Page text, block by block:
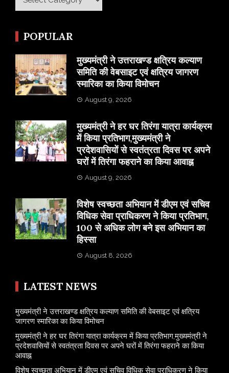
POPULAR
मुख्यमंत्री ने उत्तराखण्ड क्षत्रिय कल्याण
समिति की वेबसाइट एवं क्षत्रिय जागरण
स्मारिका का किया विमोचन
August 9, 2026
मुख्यमंत्री ने हर घर तिरंगा यात्रा कार्यक्रम
में किया प्रतिभाग,मुख्यमंत्री ने
प्रदेशवासियों से स्वतंत्रता दिवस पर अपने
घरों में तिरंगा फहराने का किया आवाह्न
August 9, 2026
विशेष स्वच्छता अभियान में डीएम एवं सचिव
विधिक सेवा प्राधिकरण ने किया प्रतिभाग,
100 से अधिक लोग बने इस अभियान का
हिस्सा
August 8, 2026
LATEST NEWS
मुख्यमंत्री ने उत्तराखण्ड क्षत्रिय कल्याण समिति की वेबसाइट एवं क्षत्रिय
जागरण स्मारिका का किया विमोचन
मुख्यमंत्री ने हर घर तिरंगा यात्रा कार्यक्रम में किया प्रतिभाग,मुख्यमंत्री ने
प्रदेशवासियों से स्वतंत्रता दिवस पर अपने घरों में तिरंगा फहराने का किया
आवाह्न
विशेष स्वच्छता अभियान में डीएम एवं सचिव विधिक सेवा प्राधिकरण ने किया